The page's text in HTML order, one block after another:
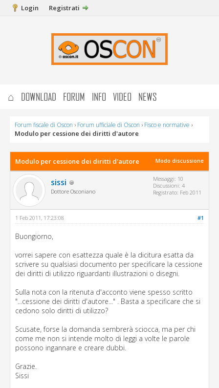
Login Registrati
⌂ DOWNLOAD FORUM INFO VIDEO NEWS
Forum fiscale di Oscon › Forum ufficiale di Oscon › Fisco e normative ›
Modulo per cessione dei diritti d'autore
Modo discussione
Modulo per cessione dei diritti d'autore
sissi
Dottore Osconiano
Messaggi: 10
Discussioni: 4
Registrato: Feb 2011
#1
1 Feb 2011, 17:23:08
Buongiorno,
vorrei sapere con esattezza quale è la dicitura esatta da
scrivere su qualsiasi documento per specificare la cessione
dei diritti di utilizzo riguardanti illustrazioni o disegni.
Sulla nota con la ritenuta d'acconto viene spesso scritto
"...cessione dei diritti d'autore..." . Basta a specificare che si
cedono solo diritti di utilizzo?
Scusate, forse la domanda sembrerà sciocca, ma per chi
come me non si intende molto di leggi a volte le parole
possono ingannare e creare dubbi.
Grazie.
Sissi